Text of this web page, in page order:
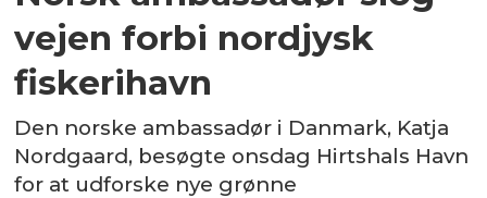
vejen forbi nordjysk
fiskerihavn
Den norske ambassadør i Danmark, Katja
Nordgaard, besøgte onsdag Hirtshals Havn
for at udforske nye grønne